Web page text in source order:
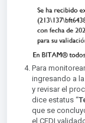
Para
ingresando a la
y revisar el
dice estatus “
que se
el CFDI